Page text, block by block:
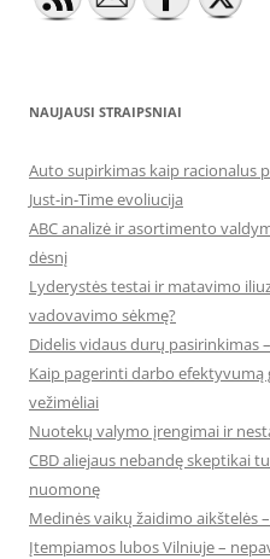
NAUJAUSI STRAIPSNIAI
Auto supirkimas kaip racionalus
Just-in-Time evoliucija
ABC analizė ir asortimento
dėsnį
Lyderystės testai ir matavimo
vadovavimo sėkmę?
Didelis vidaus durų pasirinkimas
Kaip pagerinti darbo efektyvumą
vežimėliai
Nuotekų valymo įrengimai ir
CBD aliejaus nebandę skeptikai
nuomonę
Medinės vaikų žaidimo aikštelės
Įtempiamos lubos Vilniuje –